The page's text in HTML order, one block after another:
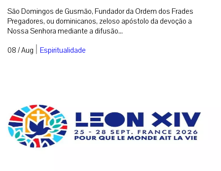
São Domingos de Gusmão, Fundador da Ordem dos Frades
Pregadores, ou dominicanos, zeloso apóstolo da devoção a
Nossa Senhora mediante a difusão...
08 / Aug | Espiritualidade